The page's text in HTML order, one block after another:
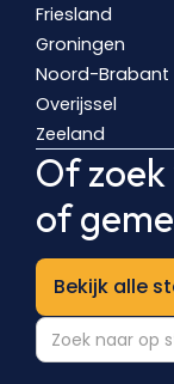
Friesland
Groningen
Noord-Brabant
Overijssel
Zeeland
Of
of
Bekijk alle